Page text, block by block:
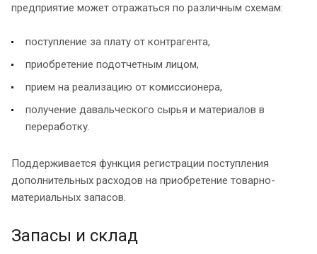
предприятие может отражаться по различным схемам:
поступление за плату от контрагента,
приобретение подотчетным лицом,
прием на реализацию от комиссионера,
получение давальческого сырья и материалов в
переработку.
Поддерживается функция регистрации поступления
дополнительных расходов на приобретение товарно-
материальных запасов.
Запасы и склад